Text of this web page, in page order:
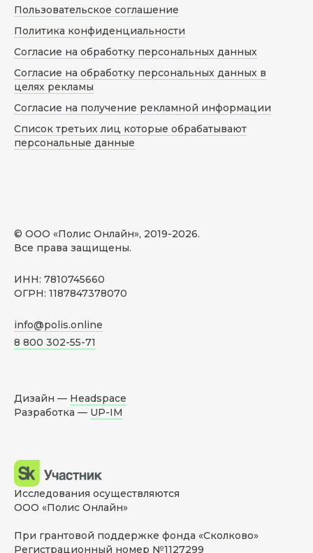
© ООО «Полис Онлайн», 2019-2026.
Все права защищены.
ИНН: 7810745660
ОГРН: 1187847378070
info@polis.online
8 800 302-55-71
Пользовательское соглашение
Политика конфиденциальности
Согласие на обработку персональных данных
Согласие на обработку персональных данных в
целях рекламы
Согласие на получение рекламной информации
Список третьих лиц которые обрабатывают
персональные данные
Дизайн — Headspace
Разработка — UP-IM
Исследования осуществляются
ООО «Полис Онлайн»
При грантовой поддержке фонда «Сколково»
Регистрационный номер №1127299